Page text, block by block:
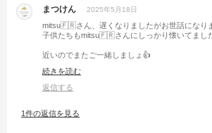
まつけん 2025年5月18日
mitsu🇫🇷さん、遅くなりましたがお世話になり
子供たちもmitsu🇫🇷さんにしっかり懐いてまし
近いのでまたご一緒しましょ👍
またお願いシャス🙇
続きを読む
返信する
1件の返信を見る